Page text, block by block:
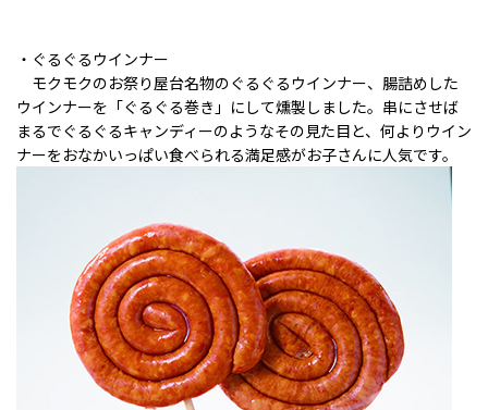
・ぐるぐるウインナー
モクモクのお祭り屋台名物のぐるぐるウインナー、腸詰めした
ウインナーを「ぐるぐる巻き」にして燻製しました。串にさせば
まるでぐるぐるキャンディーのようなその見た目と、何よりウイン
ナーをおなかいっぱい食べられる満足感がお子さんに人気です。